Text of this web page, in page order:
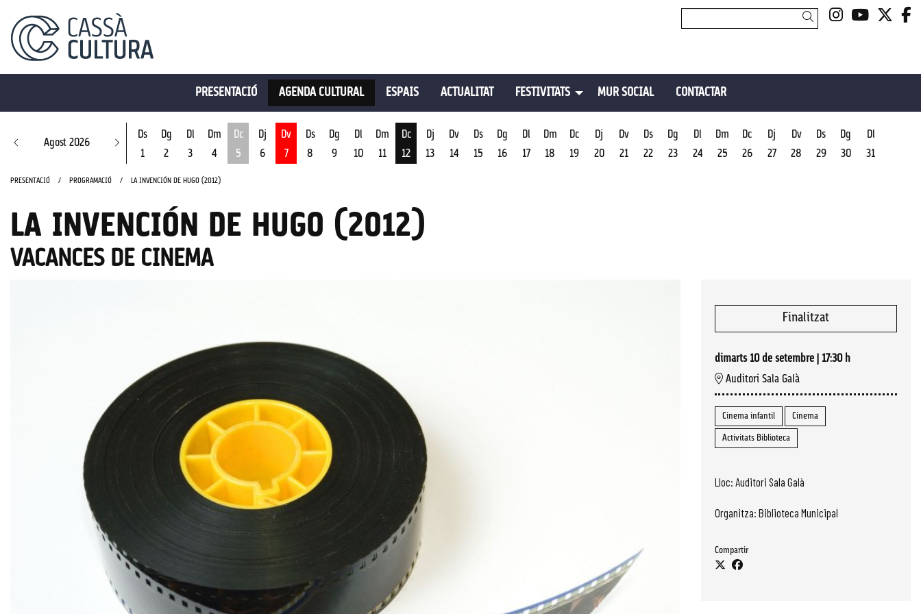
Link aLink a
Cercar
PRESENTACIÓ AGENDA CULTURAL ESPAIS ACTUALITAT FESTIVITATS MUR SOCIAL CONTACTAR
Agost 2026
Ds
1
Dg
2
Dl
3
Dm
4
Dc
5
Dj
6
Dv
7
Ds
8
Dg
9
Dl
10
Dm
11
Dc
12
Dj
13
Dv
14
Ds
15
Dg
16
Dl
17
Dm
18
Dc
19
Dj
20
Dv
21
Ds
22
Dg
23
Dl
24
Dm
25
Dc
26
Dj
27
Dv
28
Ds
29
Dg
30
Dl
31
PRESENTACIÓ PROGRAMACIÓ LA INVENCIÓN DE HUGO (2012)
LA INVENCIÓN DE HUGO (2012)
VACANCES DE CINEMA
Finalitzat
dimarts 10 de setembre
17:30 h
Auditori Sala Galà
Cinema infantil Cinema
Activitats Biblioteca
Lloc: Auditori Sala Galà
Organitza: Biblioteca Municipal
Compartir